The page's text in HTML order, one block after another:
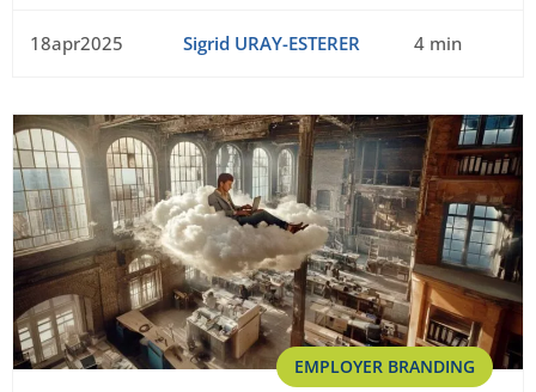
18apr2025 Sigrid URAY-ESTERER 4 min
EMPLOYER BRANDING